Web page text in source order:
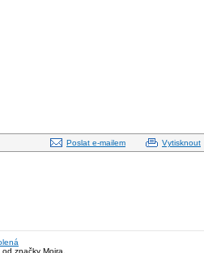
Vytisknout
Poslat e-mailem
značky Moira.